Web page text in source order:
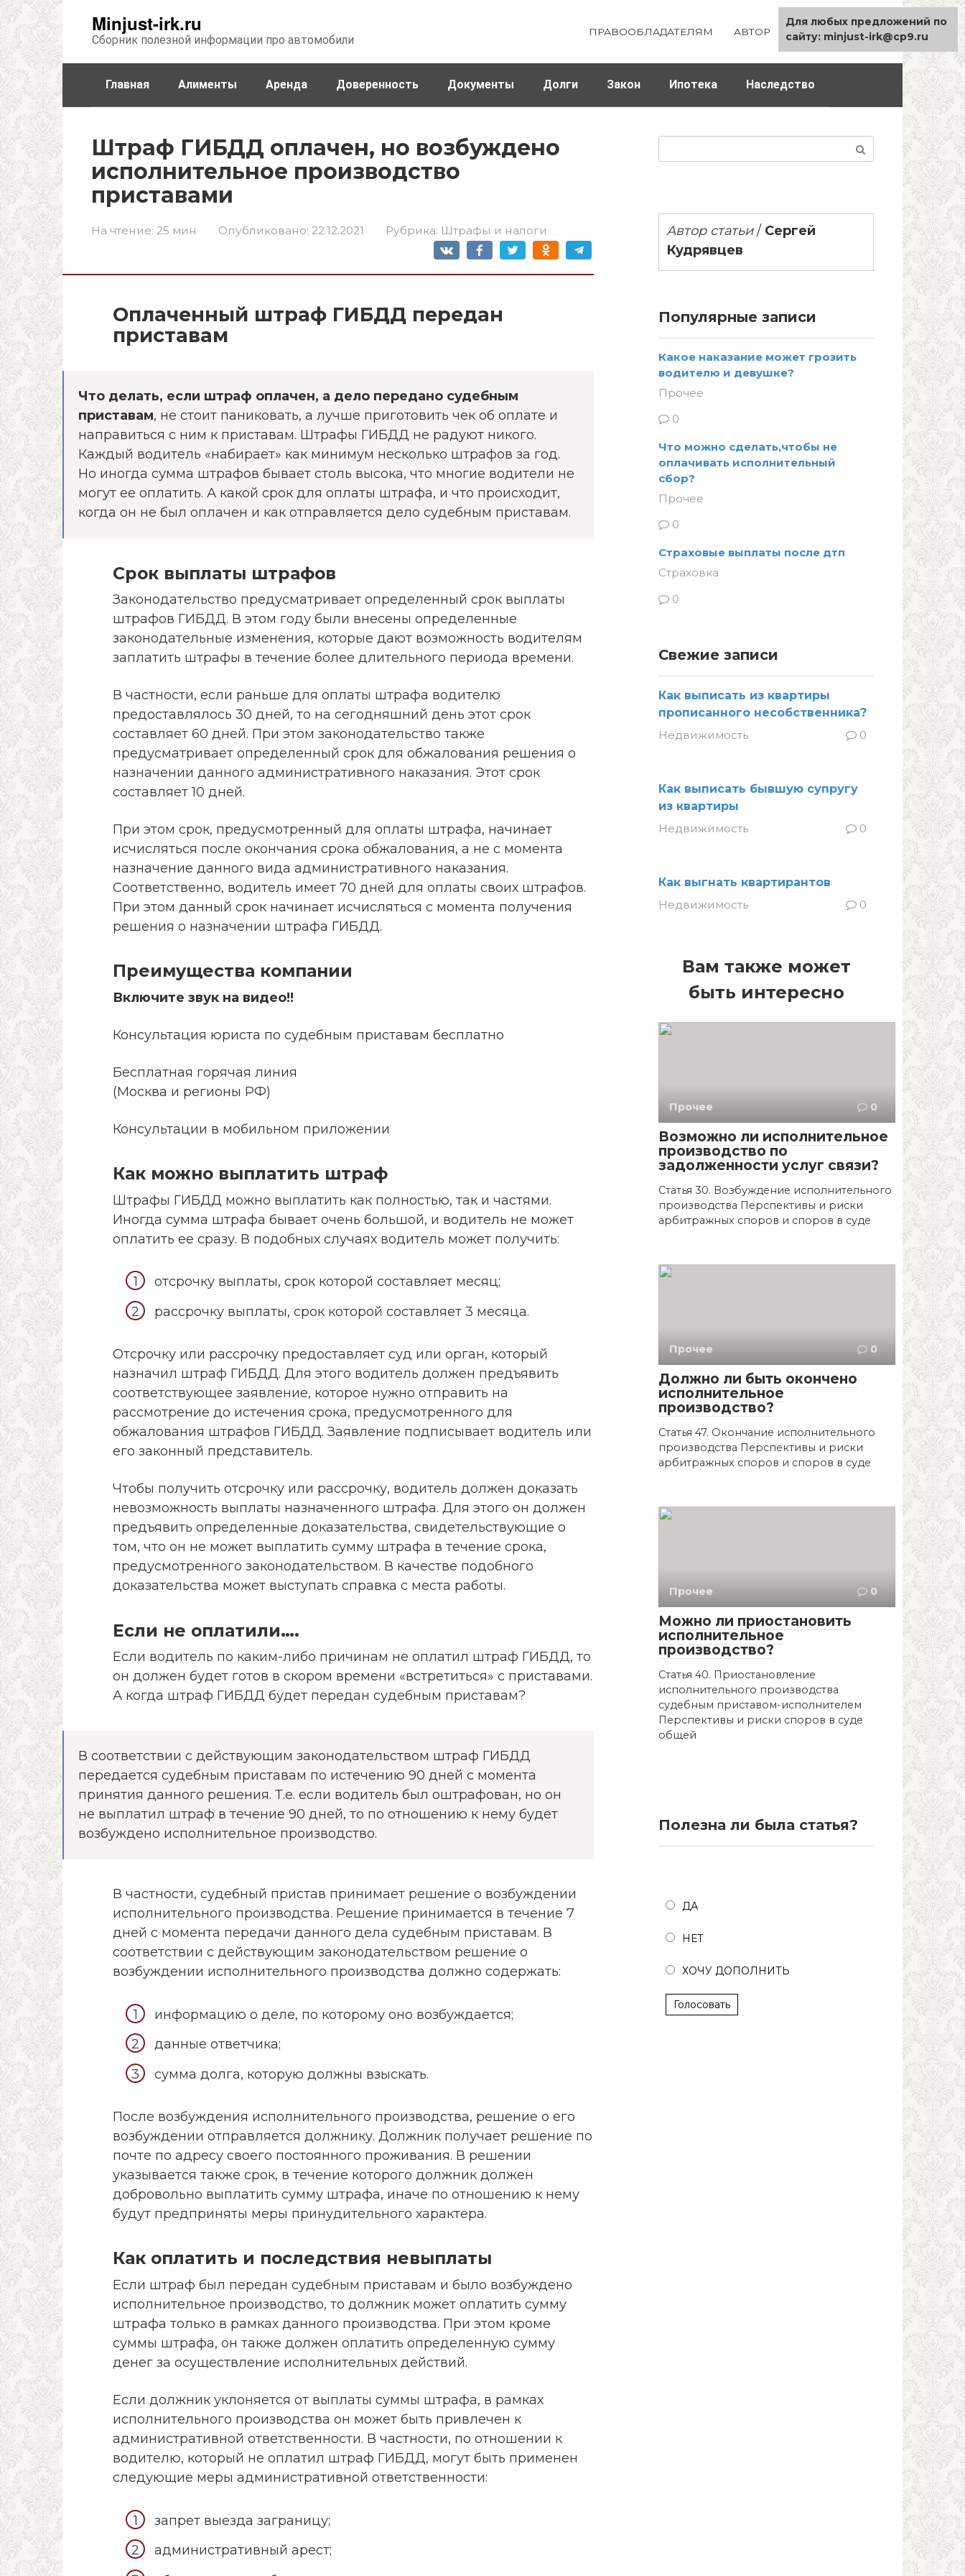
Minjust-irk.ru
Сборник полезной информации про автомобили
ПРАВООБЛАДАТЕЛЯМ АВТОР КАРТА САЙТА
Главная Алименты Аренда Доверенность Документы Долги Закон Ипотека Наследство
Штраф ГИБДД оплачен, но возбуждено
исполнительное производство
приставами
На чтение: 25 мин Опубликовано: 22.12.2021 Рубрика: Штрафы и налоги
Оплаченный штраф ГИБДД передан
приставам
Что делать, если штраф оплачен, а дело передано судебным
приставам, не стоит паниковать, а лучше приготовить чек об оплате и
направиться с ним к приставам. Штрафы ГИБДД не радуют никого.
Каждый водитель «набирает» как минимум несколько штрафов за год.
Но иногда сумма штрафов бывает столь высока, что многие водители не
могут ее оплатить. А какой срок для оплаты штрафа, и что происходит,
когда он не был оплачен и как отправляется дело судебным приставам.
Срок выплаты штрафов
Законодательство предусматривает определенный срок выплаты
штрафов ГИБДД. В этом году были внесены определенные
законодательные изменения, которые дают возможность водителям
заплатить штрафы в течение более длительного периода времени.
В частности, если раньше для оплаты штрафа водителю
предоставлялось 30 дней, то на сегодняшний день этот срок
составляет 60 дней. При этом законодательство также
предусматривает определенный срок для обжалования решения о
назначении данного административного наказания. Этот срок
составляет 10 дней.
При этом срок, предусмотренный для оплаты штрафа, начинает
исчисляться после окончания срока обжалования, а не с момента
назначение данного вида административного наказания.
Соответственно, водитель имеет 70 дней для оплаты своих штрафов.
При этом данный срок начинает исчисляться с момента получения
решения о назначении штрафа ГИБДД.
Преимущества компании
Включите звук на видео!!
Консультация юриста по судебным приставам бесплатно
Бесплатная горячая линия
(Москва и регионы РФ)
Консультации в мобильном приложении
Как можно выплатить штраф
Штрафы ГИБДД можно выплатить как полностью, так и частями.
Иногда сумма штрафа бывает очень большой, и водитель не может
оплатить ее сразу. В подобных случаях водитель может получить:
отсрочку выплаты, срок которой составляет месяц;
рассрочку выплаты, срок которой составляет 3 месяца.
Отсрочку или рассрочку предоставляет суд или орган, который
назначил штраф ГИБДД. Для этого водитель должен предъявить
соответствующее заявление, которое нужно отправить на
рассмотрение до истечения срока, предусмотренного для
обжалования штрафов ГИБДД. Заявление подписывает водитель или
его законный представитель.
Чтобы получить отсрочку или рассрочку, водитель должен доказать
невозможность выплаты назначенного штрафа. Для этого он должен
предъявить определенные доказательства, свидетельствующие о
том, что он не может выплатить сумму штрафа в течение срока,
предусмотренного законодательством. В качестве подобного
доказательства может выступать справка с места работы.
Если не оплатили….
Если водитель по каким-либо причинам не оплатил штраф ГИБДД, то
он должен будет готов в скором времени «встретиться» с приставами.
А когда штраф ГИБДД будет передан судебным приставам?
В соответствии с действующим законодательством штраф ГИБДД
передается судебным приставам по истечению 90 дней с момента
принятия данного решения. Т.е. если водитель был оштрафован, но он
не выплатил штраф в течение 90 дней, то по отношению к нему будет
возбуждено исполнительное производство.
В частности, судебный пристав принимает решение о возбуждении
исполнительного производства. Решение принимается в течение 7
дней с момента передачи данного дела судебным приставам. В
соответствии с действующим законодательством решение о
возбуждении исполнительного производства должно содержать:
информацию о деле, по которому оно возбуждается;
данные ответчика;
сумма долга, которую должны взыскать.
После возбуждения исполнительного производства, решение о его
возбуждении отправляется должнику. Должник получает решение по
почте по адресу своего постоянного проживания. В решении
указывается также срок, в течение которого должник должен
добровольно выплатить сумму штрафа, иначе по отношению к нему
будут предприняты меры принудительного характера.
Как оплатить и последствия невыплаты
Если штраф был передан судебным приставам и было возбуждено
исполнительное производство, то должник может оплатить сумму
штрафа только в рамках данного производства. При этом кроме
суммы штрафа, он также должен оплатить определенную сумму
денег за осуществление исполнительных действий.
Если должник уклоняется от выплаты суммы штрафа, в рамках
исполнительного производства он может быть привлечен к
административной ответственности. В частности, по отношении к
водителю, который не оплатил штраф ГИБДД, могут быть применен
следующие меры административной ответственности:
запрет выезда заграницу;
административный арест;
Автор статьи/ Сергей
Кудрявцев
Популярные записи
Какое наказание может грозить
водителю и девушке?
Прочее
0
Что можно сделать,чтобы не
оплачивать исполнительный
сбор?
Прочее
0
Страховые выплаты после дтп
Страховка
0
Свежие записи
Как выписать из квартиры
прописанного несобственника?
Недвижимость
0
Как выписать бывшую супругу
из квартиры
Недвижимость
0
Как выгнать квартирантов
Недвижимость
0
Вам также может
быть интересно
Прочее 0
Возможно ли исполнительное
производство по
задолженности услуг связи?
Статья 30. Возбуждение исполнительного
производства Перспективы и риски
арбитражных споров и споров в суде
Прочее 0
Должно ли быть окончено
исполнительное
производство?
Статья 47. Окончание исполнительного
производства Перспективы и риски
арбитражных споров и споров в суде
Прочее 0
Можно ли приостановить
исполнительное
производство?
Статья 40. Приостановление
исполнительного производства
судебным приставом-исполнителем
Перспективы и риски споров в суде
общей
Полезна ли была статья?
ДА
НЕТ
ХОЧУ ДОПОЛНИТЬ
Голосовать
Для любых предложений по
сайту: minjust-irk@cp9.ru